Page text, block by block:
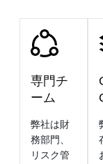
専門チ
ーム
弊社は財
務部門、
リスク管